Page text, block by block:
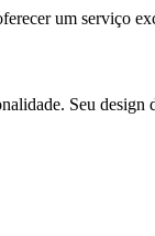
um serviço
Seu design